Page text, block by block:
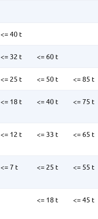
<= 40 t
<= 32 t <= 60 t
<= 25 t <= 50 t <= 85 t
<= 18 t <= 40 t <= 75 t
<= 12 t <= 33 t <= 65 t
<= 7 t <= 25 t <= 55 t
<= 18 t <= 45 t